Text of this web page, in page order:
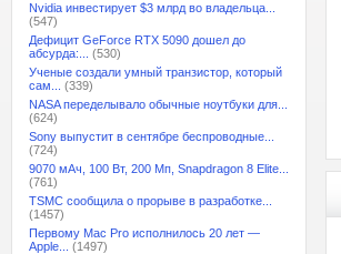
Nvidia инвестирует $3 млрд во владельца...
(547)
Дефицит GeForce RTX 5090 дошел до
абсурда:...
(530)
Ученые создали умный транзистор, который
сам...
(339)
NASA переделывало обычные ноутбуки для...
(624)
Sony выпустит в сентябре беспроводные...
(724)
9070 мАч, 100 Вт, 200 Мп, Snapdragon 8 Elite...
(761)
TSMC сообщила о прорыве в разработке...
(1457)
Первому Mac Pro исполнилось 20 лет —
Apple...
(1497)